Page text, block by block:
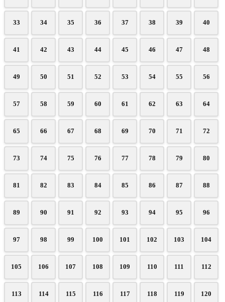
33 34 35 36 37 38 39 40
41 42 43 44 45 46 47 48
49 50 51 52 53 54 55 56
57 58 59 60 61 62 63 64
65 66 67 68 69 70 71 72
73 74 75 76 77 78 79 80
81 82 83 84 85 86 87 88
89 90 91 92 93 94 95 96
97 98 99 100 101 102 103 104
105 106 107 108 109 110 111 112
113 114 115 116 117 118 119 120